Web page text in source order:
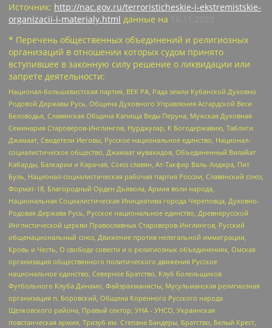
Источник: http://nac.gov.ru/terroristicheskie-i-ekstremistskie-
organizacii-i-materialy.html данные на
* Перечень общественных объединений и религиозных
организаций в отношении которых судом принято
вступившее в законную силу решение о ликвидации или
запрете деятельности:
Национал-большевистская партия, ВЕК РА, Рада земли Кубанской Духовно
Родовой Державы Русь, Община Духовного Управления Асгардской Веси
Беловодья, Славянская Община Капища Веды Перуна, Мужская Духовная
Семинария Староверов-Инглингов, Нурджулар, К Богодержавию, Таблиги
Джамаат, Свидетели Иеговы, Русское национальное единство, Национал-
социалистическое общество, Джамаат мувахидов, Объединенный Вилайат
Кабарды, Балкарии и Карачая, Союз славян, Ат-Такфир Валь-Хиджра, Пит
Буль, Национал-социалистическая рабочая партия России, Славянский союз,
Формат-18, Благородный Орден Дьявола, Армия воли народа,
Национальная Социалистическая Инициатива города Череповца, Духовно-
Родовая Держава Русь, Русское национальное единство, Древнерусской
Инглистической церкви Православных Староверов-Инглингов, Русский
общенациональный союз, Движение против нелегальной иммиграции,
Кровь и Честь, О свободе совести и о религиозных объединениях, Омская
организация общественного политического движения Русское
национальное единство, Северное Братство, Клуб Болельщиков
Футбольного Клуба Динамо, Файзрахманисты, Мусульманская религиозная
организация п. Боровский, Община Коренного Русского народа
Щелковского района, Правый сектор, УНА - УНСО, Украинская
повстанческая армия, Тризуб им. Степана Бандеры, Братство, Белый Крест,